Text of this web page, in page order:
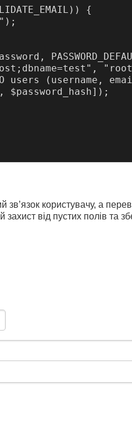
{
users (username,
$password_hash]);
зв’язок користувачу, а
від пустих полів та